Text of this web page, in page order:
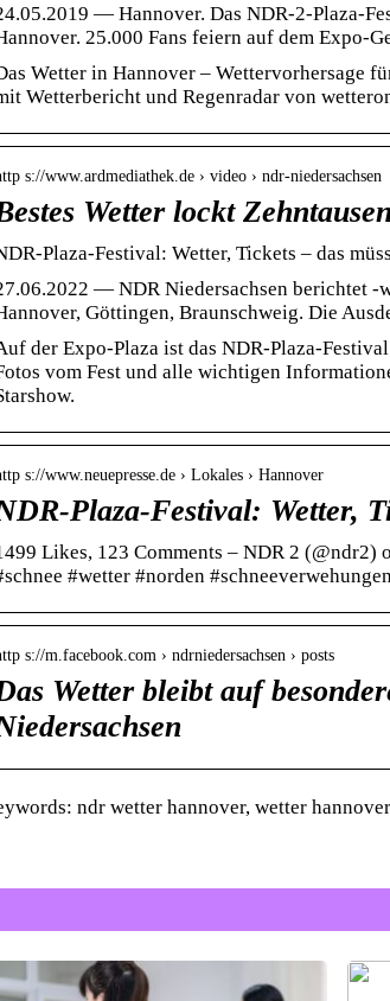
— Hannover. Das NDR-2-Plaza-
25.000 Fans feiern auf dem Expo-
Wetter in Hannover – Wettervorhersage
Wetterbericht und Regenradar von
s://www.ardmediathek.de › video › ndr-niedersachsen
Wetter lockt
Plaza-Festival: Wetter, Tickets – das
— NDR Niedersachsen berichtet -
Göttingen, Braunschweig. Die
der Expo-Plaza ist das NDR-Plaza-
vom Fest und alle wichtigen
s://www.neuepresse.de › Lokales › Hannover
Plaza-Festival: Wetter,
Likes, 123 Comments – NDR 2
#wetter #norden
s://m.facebook.com › ndrniedersachsen › posts
Wetter bleibt auf
ndr wetter hannover, wetter